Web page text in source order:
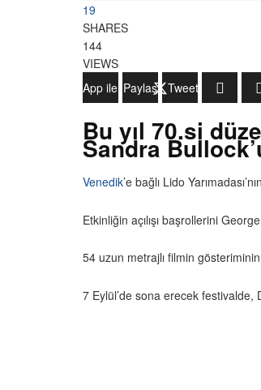
19
SHARES
144
VIEWS
WhatsApp ile Gönder
Paylaş Tweetle
Bu yıl 70.si
Sandra
Venedik’e bağlı Lido
Etkinliğin açılışı başrollerini
54 uzun metrajlı filmin
7 Eylül’de sona erecek festivalde,